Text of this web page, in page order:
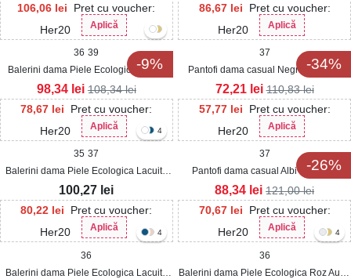
106,06 lei
Pret cu voucher:
Her20
Aplică
86,67 lei
Pret cu voucher:
Her20
Aplică
-9%
36 39
Balerini dama Piele Ecologica Negru
Jaziel
78,67 lei
Pret cu voucher:
Her20
Aplică
98,34 lei 108,34lei
-34%
37
Pantofi dama casual Negri din Piele
Ecologica Alarra
57,77 lei
Pret cu voucher:
Her20
Aplică
72,21 lei 110,83lei
4
35 37
Balerini dama Piele Ecologica Lacuita
Nude Masyn
80,22 lei
Pret cu voucher:
Her20
Aplică
100,27 lei
-26%
37
Pantofi dama casual Albi din Piele
Ecologica Lacuita Jeyko
70,67 lei
Pret cu voucher:
Her20
Aplică
88,34 lei 121,00lei
4
36
Balerini dama Piele Ecologica Lacuita
4
36
Balerini dama Piele Ecologica Roz Auriu